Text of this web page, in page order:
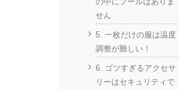
せん
5. 一枚だけの服は温度
調整が難しい！
6. ゴツすぎるアクセサ
リーはセキュリティで